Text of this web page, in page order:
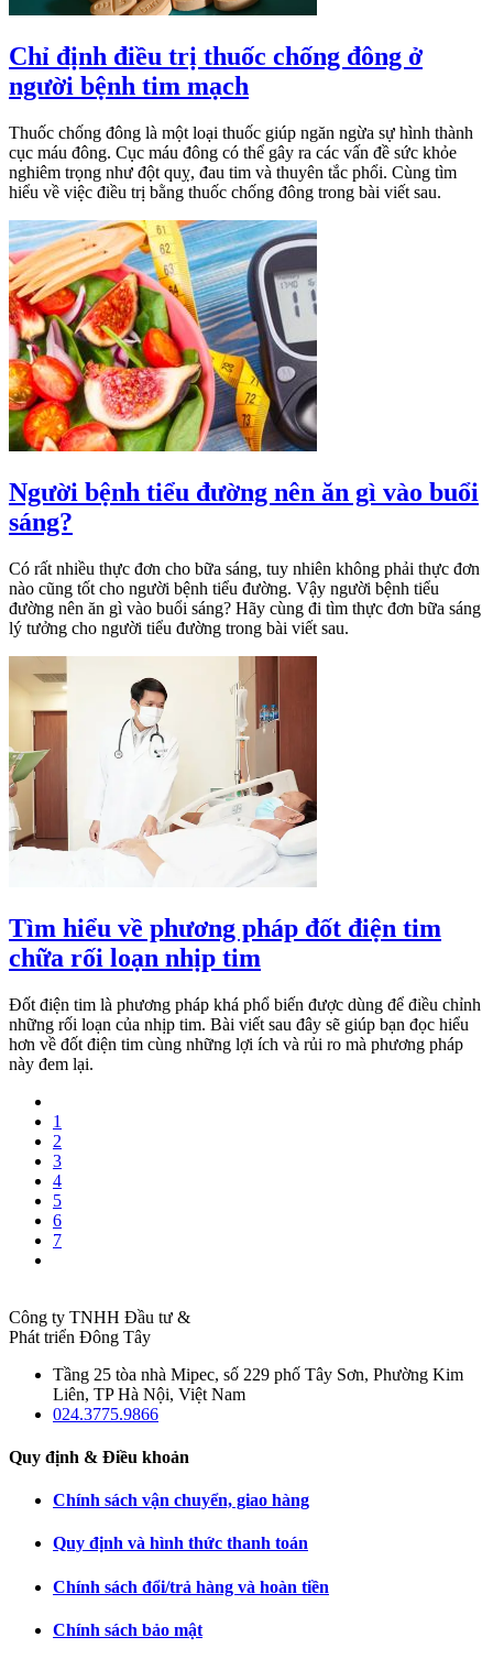
Chỉ định điều trị thuốc chống đông ở
người bệnh tim mạch
Thuốc chống đông là một loại thuốc giúp ngăn ngừa sự hình thành
cục máu đông. Cục máu đông có thể gây ra các vấn đề sức khỏe
nghiêm trọng như đột quỵ, đau tim và thuyên tắc phổi. Cùng tìm
hiểu về việc điều trị bằng thuốc chống đông trong bài viết sau.
Người bệnh tiểu đường nên ăn gì vào buổi
sáng?
Có rất nhiều thực đơn cho bữa sáng, tuy nhiên không phải thực đơn
nào cũng tốt cho người bệnh tiểu đường. Vậy người bệnh tiểu
đường nên ăn gì vào buổi sáng? Hãy cùng đi tìm thực đơn bữa sáng
lý tưởng cho người tiểu đường trong bài viết sau.
Tìm hiểu về phương pháp đốt điện tim
chữa rối loạn nhịp tim
Đốt điện tim là phương pháp khá phổ biến được dùng để điều chỉnh
những rối loạn của nhịp tim. Bài viết sau đây sẽ giúp bạn đọc hiểu
hơn về đốt điện tim cùng những lợi ích và rủi ro mà phương pháp
này đem lại.
1
2
3
4
5
6
7
Công ty TNHH Đầu tư &
Phát triển Đông Tây
Tầng 25 tòa nhà Mipec, số 229 phố Tây Sơn, Phường Kim
Liên, TP Hà Nội, Việt Nam
024.3775.9866
Quy định & Điều khoản
Chính sách vận chuyển, giao hàng
Quy định và hình thức thanh toán
Chính sách đổi/trả hàng và hoàn tiền
Chính sách bảo mật